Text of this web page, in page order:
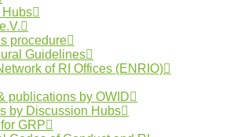
Hubs
procedure
Guidelines
of RI Offices (ENRIO)
publications by OWID
by Discussion Hubs
GRP
die wissenschaftliche
wird.
der Bundestagsfraktion
organisiert.
sollen u.a. die Bedeutung
und der Umgang mit